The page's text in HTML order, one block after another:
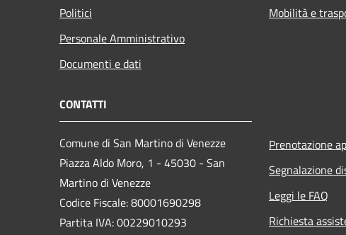
Politici
Personale Amministrativo
Documenti e dati
Mobilità e
CONTATTI
Comune di San Martino di Venezze
Piazza Aldo Moro, 1 - 45030 - San
Martino di Venezze
Codice Fiscale: 80001690298
Partita IVA: 00229010293
Prenotazione
Segnalazione
Leggi le FAQ
Richiesta